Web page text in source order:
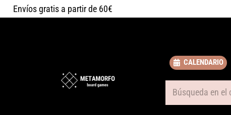
Envíos gratis a partir de 60€
CALENDARIO